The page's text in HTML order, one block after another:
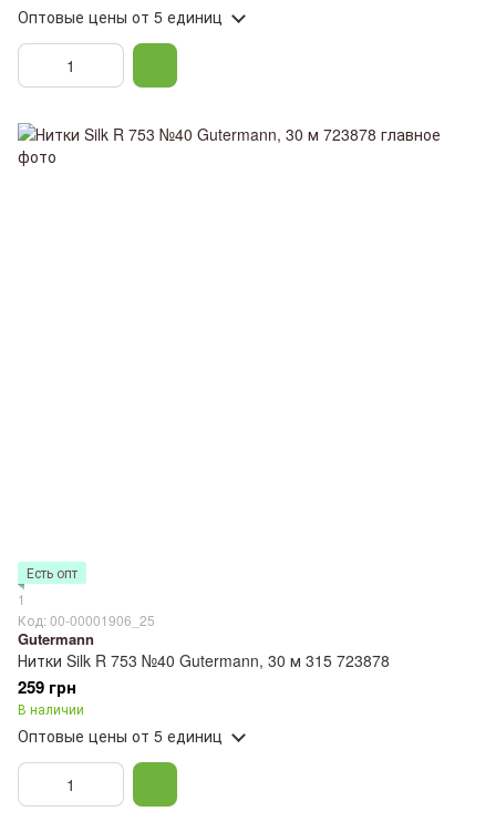
Оптовые цены от 5 единиц
Есть опт
1
Код: 00-00001906_25
Gutermann
Нитки Silk R 753 №40 Gutermann, 30 м 315 723878
259 грн
В наличии
Оптовые цены от 5 единиц